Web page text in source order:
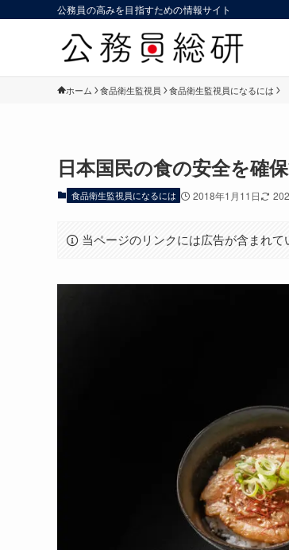
公務員の高みを目指すための情報サイト
ホーム 食品衛生監視員 食品衛生監視員になるには
日本国民の食の安全を確
食品衛生監視員になるには 2018年1月11日
当ページのリンクには広告が含まれて